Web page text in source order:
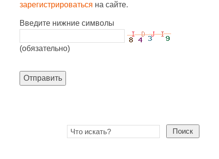
зарегистрироваться на сайте.
Введите нижние символы
(обязательно)
Отправить
Поиск